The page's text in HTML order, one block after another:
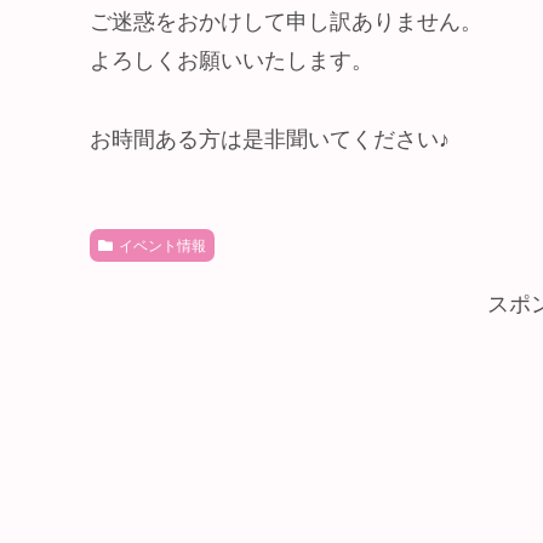
ご迷惑をおかけして申し訳ありません。
よろしくお願いいたします。
お時間ある方は是非聞いてください♪
イベント情報
スポ